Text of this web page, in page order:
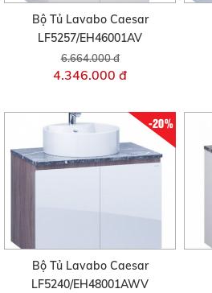
Bộ Tủ Lavabo Caesar
LF5257/EH46001AV
6.664.000 đ
4.346.000 đ
-20%
Bộ Tủ Lavabo Caesar
LF5240/EH48001AWV